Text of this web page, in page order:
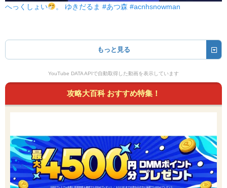
へっくしょい 。 ゆきだるま #あつ森 #acnhsnowman
もっと見る
YouTube DATA APIで自動取得した動画を表示しています
攻略大百科 おすすめ特集！